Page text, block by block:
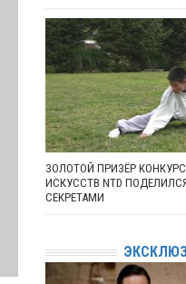
ЗОЛОТОЙ ПРИЗЁР
ИСКУССТВ NTD
СЕКРЕТАМИ